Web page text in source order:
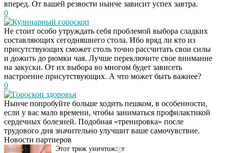
вперед. От вашей резвости нынче зависит успех завтра.
0
Кулинарный гороскоп
Не стоит особо утруждать себя проблемой выбора сладких
составляющих сегодняшнего стола. Ибо вряд ли кто из
присутствующих сможет столь точно рассчитать свои силы
и дожить до рюмки чая. Лучше переключите свое внимание
на закуски. От их выбора во многом будет зависеть
настроение присутствующих. А что может быть важнее?
0
Гороскоп здоровья
Нынче попробуйте больше ходить пешком, в особенности,
если у вас мало времени, чтобы заниматься профилактикой
сердечных болезней. Подобная «тренировка» после
трудового дня значительно улучшит ваше самочувствие.
Новости партнеров
Даже самый
запущенный грибок
исчезнет с корнем,
если перед сном…
i
Этот трюк уничтожает